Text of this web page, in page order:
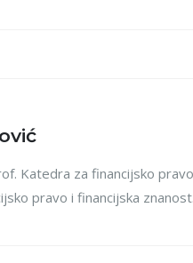
Katedra za financijsko
pravo i financijska